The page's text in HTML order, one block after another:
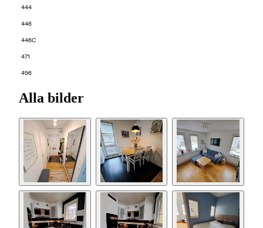
444
446
446C
471
496
Alla bilder